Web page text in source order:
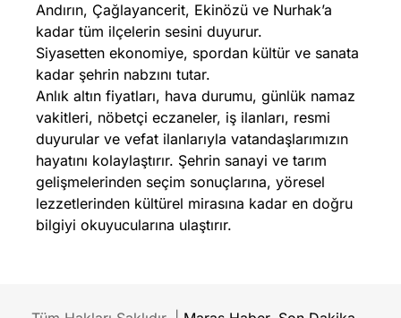
Andırın, Çağlayancerit, Ekinözü ve Nurhak’a
kadar tüm ilçelerin sesini duyurur.
Siyasetten ekonomiye, spordan kültür ve sanata
kadar şehrin nabzını tutar.
Anlık altın fiyatları, hava durumu, günlük namaz
vakitleri, nöbetçi eczaneler, iş ilanları, resmi
duyurular ve vefat ilanlarıyla vatandaşlarımızın
hayatını kolaylaştırır. Şehrin sanayi ve tarım
gelişmelerinden seçim sonuçlarına, yöresel
lezzetlerinden kültürel mirasına kadar en doğru
bilgiyi okuyucularına ulaştırır.